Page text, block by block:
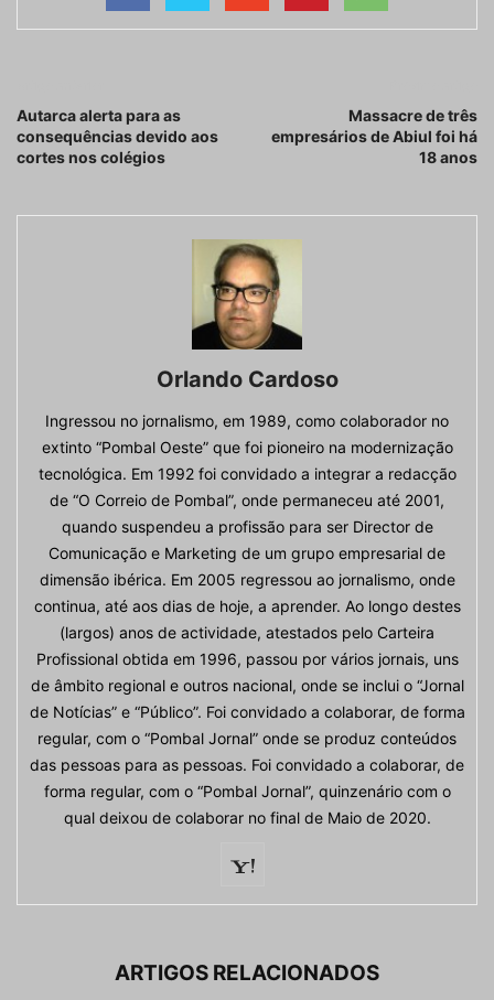
Autarca alerta para as
consequências devido aos
cortes nos colégios
Massacre de três
empresários de Abiul foi há
18 anos
Orlando Cardoso
Ingressou no jornalismo, em 1989, como colaborador no
extinto “Pombal Oeste” que foi pioneiro na modernização
tecnológica. Em 1992 foi convidado a integrar a redacção
de “O Correio de Pombal”, onde permaneceu até 2001,
quando suspendeu a profissão para ser Director de
Comunicação e Marketing de um grupo empresarial de
dimensão ibérica. Em 2005 regressou ao jornalismo, onde
continua, até aos dias de hoje, a aprender. Ao longo destes
(largos) anos de actividade, atestados pelo Carteira
Profissional obtida em 1996, passou por vários jornais, uns
de âmbito regional e outros nacional, onde se inclui o “Jornal
de Notícias” e “Público”. Foi convidado a colaborar, de forma
regular, com o “Pombal Jornal” onde se produz conteúdos
das pessoas para as pessoas. Foi convidado a colaborar, de
forma regular, com o “Pombal Jornal”, quinzenário com o
qual deixou de colaborar no final de Maio de 2020.
ARTIGOS RELACIONADOS